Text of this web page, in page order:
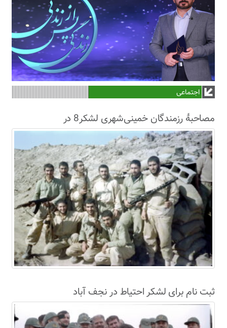
اجتماعی
مصاحبۀ رزمندگان خمینی‌شهری لشکر8 در
سال63+فیلم
ثبت نام برای لشکر احتیاط در نجف آباد